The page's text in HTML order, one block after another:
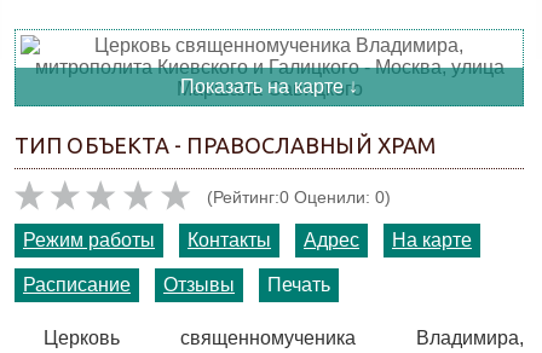
Показать на карте ↓
ТИП ОБЪЕКТА - ПРАВОСЛАВНЫЙ ХРАМ
(Рейтинг:0 Оценили: 0)
Режим работы Контакты Адрес На карте
Расписание Отзывы Печать
Церковь священномученика Владимира,